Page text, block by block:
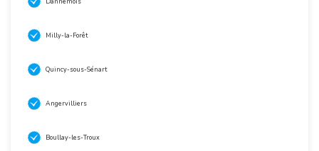
Milly-la-Forêt
Quincy-sous-Sénart
Angervilliers
Boullay-les-Troux